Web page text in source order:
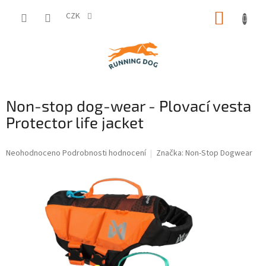
CZK
Non-stop dog-wear - Plovací vesta
Protector life jacket
Průměrné
Neohodnoceno Podrobnosti hodnocení Značka: Non-Stop Dogwear